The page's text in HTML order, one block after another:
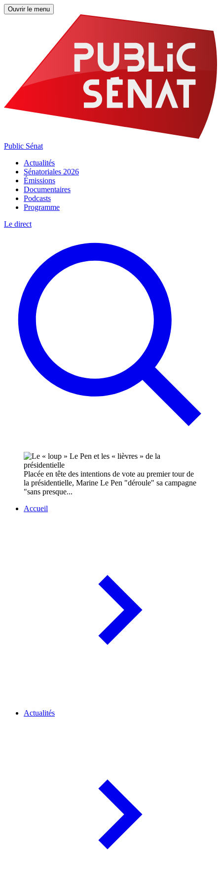
Ouvrir le menu
Public Sénat
Actualités
Sénatoriales 2026
Émissions
Documentaires
Podcasts
Programme
Le direct
Placée en tête des intentions de vote au premier tour de
la présidentielle, Marine Le Pen "déroule" sa campagne
"sans presque...
Accueil
Actualités